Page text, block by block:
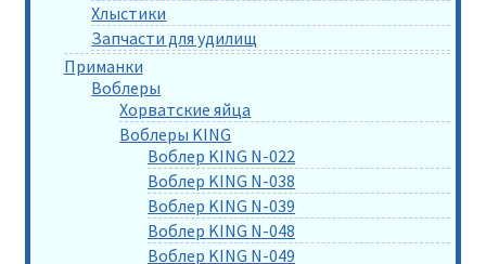
Хлыстики
Запчасти для удилищ
Приманки
Воблеры
Хорватские яйца
Воблеры KING
Воблер KING N-022
Воблер KING N-038
Воблер KING N-039
Воблер KING N-048
Воблер KING N-049